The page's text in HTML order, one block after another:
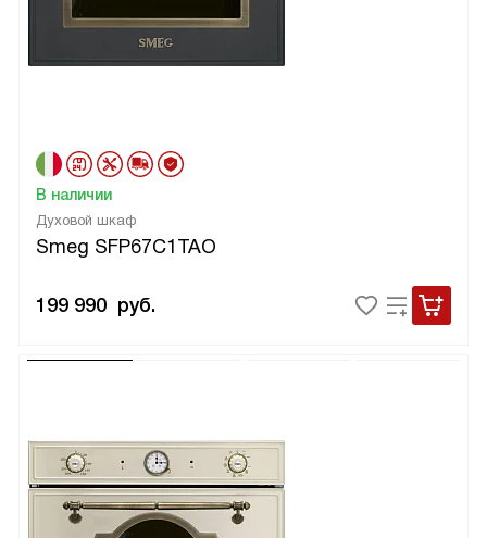
Духовой шкаф
Smeg SFP67C1TAO
В наличии
199 990 руб.